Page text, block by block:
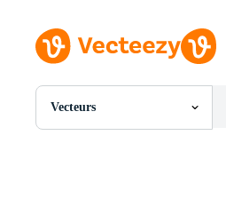
Vecteurs
Toutes Images